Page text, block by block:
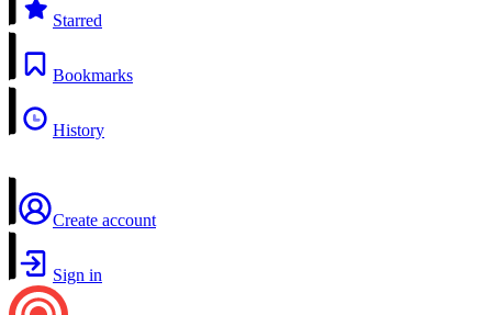
Starred
Bookmarks
History
Create account
Sign in